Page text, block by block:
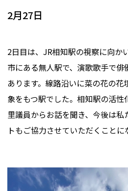
2月27日
2日目は、JR相知駅の視察に向か
市にある無人駅で、演歌歌手で
あります。線路沿いに菜の花の花
象をもつ駅でした。相知駅の活
里議員からお話を聞き、今後は
トもご協力させていただくことに